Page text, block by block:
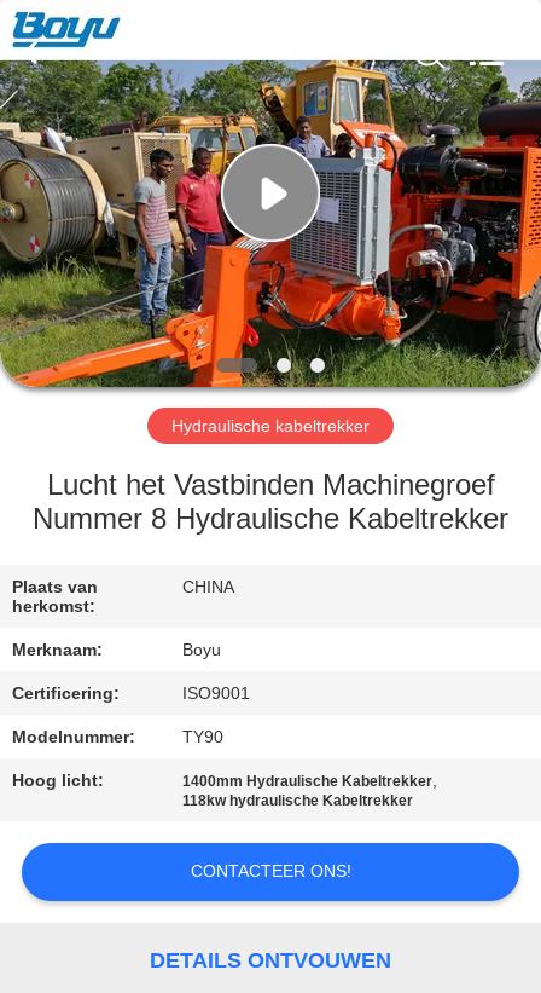
HUIS
PRODUCTEN
ONGEVEER
ONS
FABRIEKSREIS
KWALITEITSCONTROLE
CONTACTEER
ONS
NIEUWS
VERZOEK
OM EEN
SITEMAP
Boyu
Electric
Power
Machinery
Co.,LTD.
All
Rights
Reserved.
Hydraulische kabeltrekker
Lucht het Vastbinden Machinegroef
Nummer 8 Hydraulische Kabeltrekker
Plaats van
herkomst:
CHINA
Merknaam: Boyu
Certificering: ISO9001
Modelnummer: TY90
Hoog licht: 1400mm Hydraulische Kabeltrekker,
118kw hydraulische Kabeltrekker
CONTACTEER ONS!
DETAILS ONTVOUWEN